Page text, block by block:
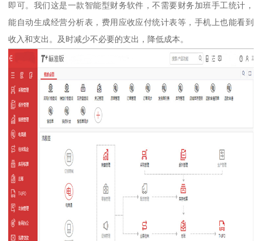
即可。我们这是一款智能型财务软件，不需要财务加班手工统计，
能自动生成经营分析表，费用应收应付统计表等，手机上也能看到
收入和支出。及时减少不必要的支出，降低成本。